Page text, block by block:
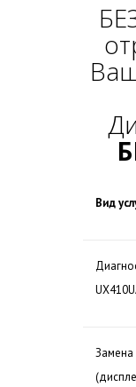
Вид
Замена